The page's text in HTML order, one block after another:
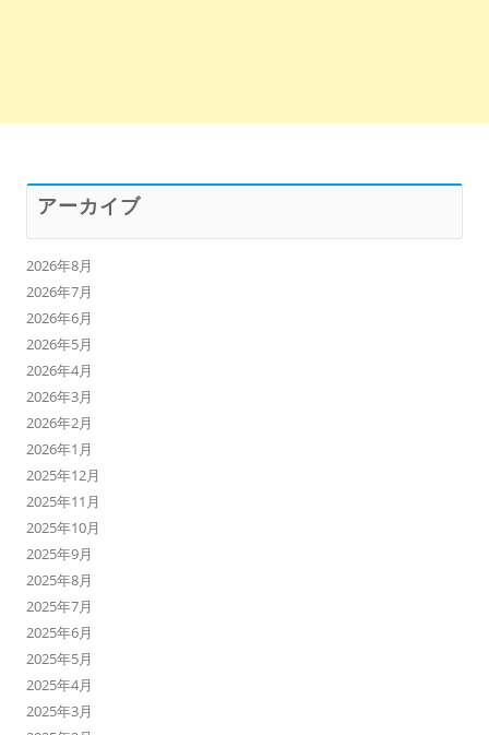
アーカイブ
2026年8月
2026年7月
2026年6月
2026年5月
2026年4月
2026年3月
2026年2月
2026年1月
2025年12月
2025年11月
2025年10月
2025年9月
2025年8月
2025年7月
2025年6月
2025年5月
2025年4月
2025年3月